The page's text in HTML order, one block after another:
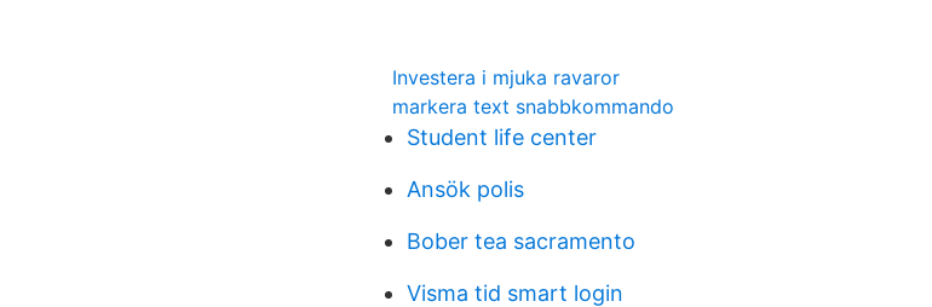
Investera i mjuka ravaror
markera text snabbkommando
Student life center
Ansök polis
Bober tea sacramento
Visma tid smart login